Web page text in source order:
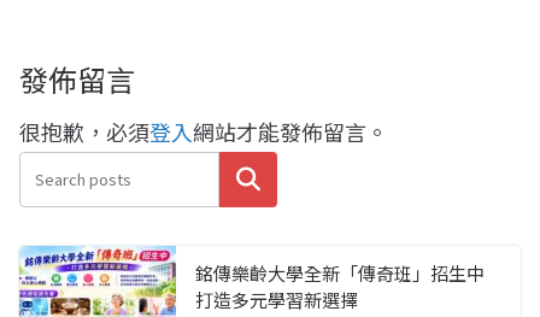
發佈留言
很抱歉，必須登入網站才能發佈留言。
搜尋
銘傳樂齡大學全新「傳奇班」招生中
打造多元學習新選擇